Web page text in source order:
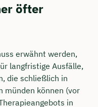
öfter
erwähnt werden,
langfristige Ausfälle,
die schließlich in
münden können (vor
in